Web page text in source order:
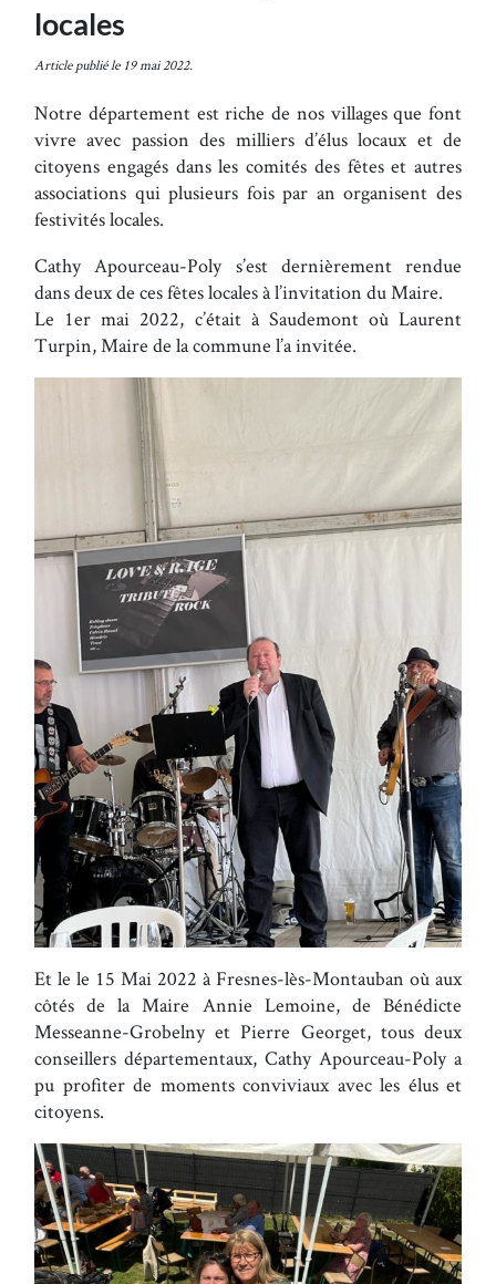
locales
Article publié le 19 mai 2022.
Notre département est riche de nos villages que font
vivre avec passion des milliers d’élus locaux et de
citoyens engagés dans les comités des fêtes et autres
associations qui plusieurs fois par an organisent des
festivités locales.
Cathy Apourceau-Poly s’est dernièrement rendue
dans deux de ces fêtes locales à l’invitation du Maire.
Le 1er mai 2022, c’était à Saudemont où Laurent
Turpin, Maire de la commune l’a invitée.
Et le le 15 Mai 2022 à Fresnes-lès-Montauban où aux
côtés de la Maire Annie Lemoine, de Bénédicte
Messeanne-Grobelny et Pierre Georget, tous deux
conseillers départementaux, Cathy Apourceau-Poly a
pu profiter de moments conviviaux avec les élus et
citoyens.